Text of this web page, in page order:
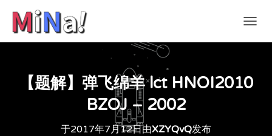
换
【题解】弹飞绵羊 lct HNOI2010
BZOJ – 2002
于2017年7月12日由XZYQvQ发布